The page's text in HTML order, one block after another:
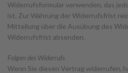
Widerrufsformular verwenden, das
ist. Zur Wahrung der Widerrufsfrist
Mitteilung über die Ausübung des
Widerrufsfrist absenden.
Folgen des Widerrufs
Wenn Sie diesen Vertrag widerrufen,